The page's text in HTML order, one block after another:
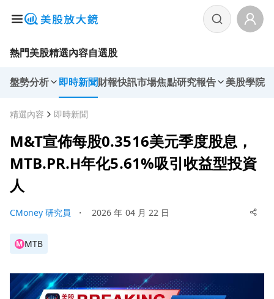
熱門美股精選內容自選股
盤勢分析 即時新聞財報快訊市場焦點研究報告 美股學院
精選內容 即時新聞
M&T宣佈每股0.3516美元季度股息，
MTB.PR.H年化5.61%吸引收益型投資
人
CMoney 研究員 ・ 2026 年 04 月 22 日
M MTB